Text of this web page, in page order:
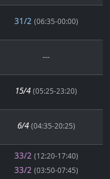
31/2 (06:35-00:00)
---
15/4 (05:25-23:20)
6/4 (04:35-20:25)
33/2 (12:20-17:40)
33/2 (03:50-07:45)